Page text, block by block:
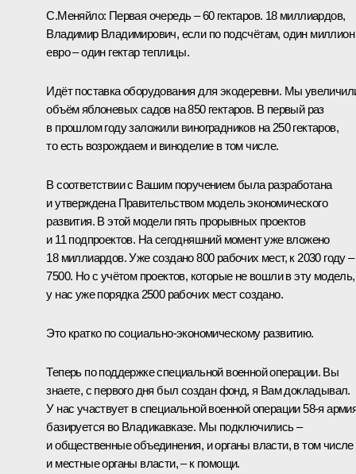
С.Меняйло: Первая очередь – 60 гектаров. 18 миллиардов,
Владимир Владимирович, если по подсчётам, один миллион
евро – один гектар теплицы.
Идёт поставка оборудования для экодеревни. Мы
объём яблоневых садов на 850 гектаров. В первый раз
в прошлом году заложили виноградников на 250 гектаров,
то есть возрождаем и виноделие в том числе.
В соответствии с Вашим поручением была разработана
и утверждена Правительством модель экономического
развития. В этой модели пять прорывных проектов
и 11 подпроектов. На сегодняшний момент уже вложено
18 миллиардов. Уже создано 800 рабочих мест, к 2030 году –
7500. Но с учётом проектов, которые не вошли в эту модель,
у нас уже порядка 2500 рабочих мест создано.
Это кратко по социально-экономическому развитию.
Теперь по поддержке специальной военной операции. Вы
знаете, с первого дня был создан фонд, я Вам докладывал.
У нас участвует в специальной военной операции 58-я
базируется во Владикавказе. Мы подключились –
и общественные объединения, и органы власти, в том числе
и местные органы власти, – к помощи.